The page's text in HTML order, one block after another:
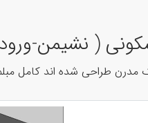
( نشیمن-ورودی-
طراحی شده اند کامل